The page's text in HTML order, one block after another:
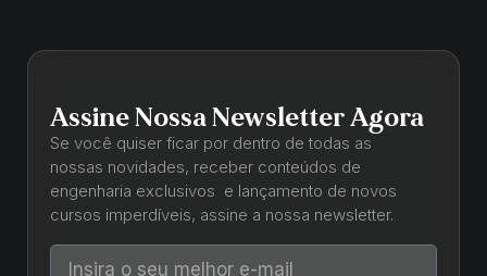
Assine Nossa Newsletter Agora
Se você quiser ficar por dentro de todas as
nossas novidades, receber conteúdos de
engenharia exclusivos e lançamento de novos
cursos imperdíveis, assine a nossa newsletter.